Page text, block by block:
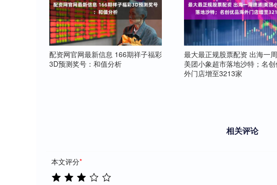
配资网官网最新信息 166期祥子福彩
3D预测奖号：和值分析
最大最正规股票配资 出海一
美团小象超市落地沙特；名
外门店增至3213家
相关评论
本文评分*